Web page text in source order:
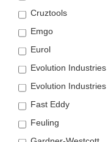
Cruztools
Emgo
Eurol
Evolution Industries
Evolution Industries
Fast Eddy
Feuling